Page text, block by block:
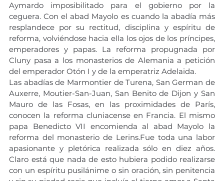
Aymardo imposibilitado para el gobierno por la
ceguera. Con el abad Mayolo es cuando la abadía más
resplandece por su rectitud, disciplina y espíritu de
reforma, volviéndose hacia ella los ojos de los príncipes,
emperadores y papas. La reforma propugnada por
Cluny pasa a los monasterios de Alemania a petición
del emperador Otón I y de la emperatriz Adelaida.
Las abadías de Marmontier de Turena, San German de
Auxerre, Moutier-San-Juan, San Benito de Dijon y San
Mauro de las Fosas, en las proximidades de París,
conocen la reforma cluniacense en Francia. El mismo
papa Benedicto VII encomienda al abad Mayolo la
reforma del monasterio de Lerins.Fue toda una labor
apasionante y pletórica realizada sólo en diez años.
Claro está que nada de esto hubiera podido realizarse
con un espíritu pusilánime o sin oración, sin penitencia